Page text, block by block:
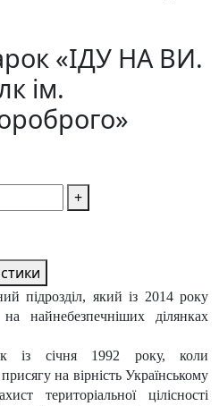
«ІДУ НА ВИ.
ім.
+
підрозділ, який із 2014 року
найнебезпечніших ділянках
із січня 1992 року, коли
на вірність Українському
територіальної цілісності